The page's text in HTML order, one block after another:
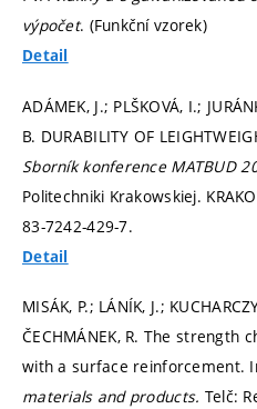
výpočet. (Funkční vzorek)
Detail
ADÁMEK, J.; PLŠKOVÁ, I.;
B. DURABILITY OF
Sborník konference MATBUD
Politechniki Krakowskiej.
83-7242-429-7.
Detail
MISÁK, P.; LÁNÍK, J.;
ČECHMÁNEK, R. The
with a surface reinforcement.
materials and products. Telč: